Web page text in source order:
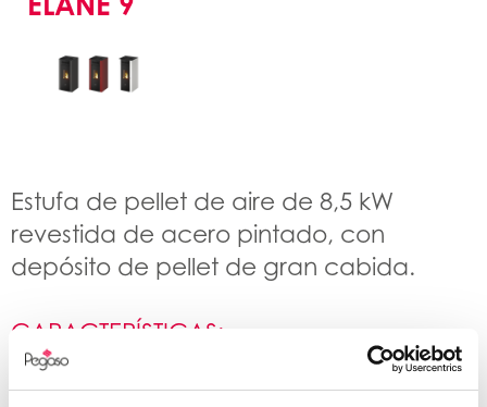
Estufa de pellet de aire de 8,5 kW
revestida de acero pintado, con
depósito de pellet de gran cabida.
CARACTERÍSTICAS:
– Estructura, paneles laterales,